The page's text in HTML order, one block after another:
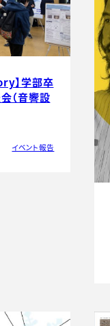
】学部卒
（音響設
イベント報告